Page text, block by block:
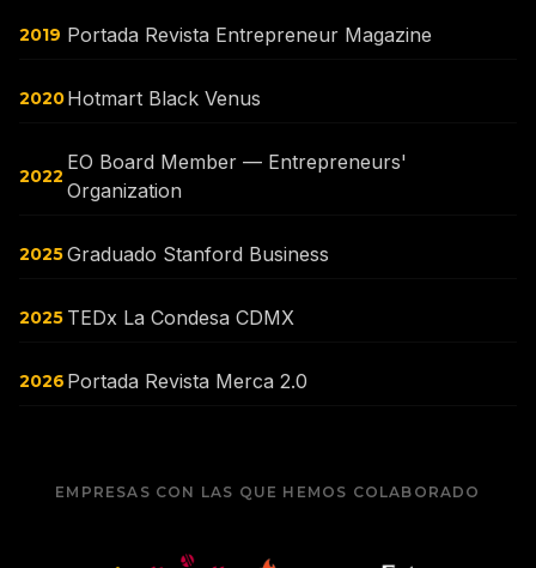
2019 Portada Revista Entrepreneur Magazine
2020Hotmart Black Venus
2022
EO Board Member — Entrepreneurs'
Organization
2025Graduado Stanford Business
2025 TEDx La Condesa CDMX
2026 Portada Revista Merca 2.0
EMPRESAS CON LAS QUE HEMOS COLABORADO